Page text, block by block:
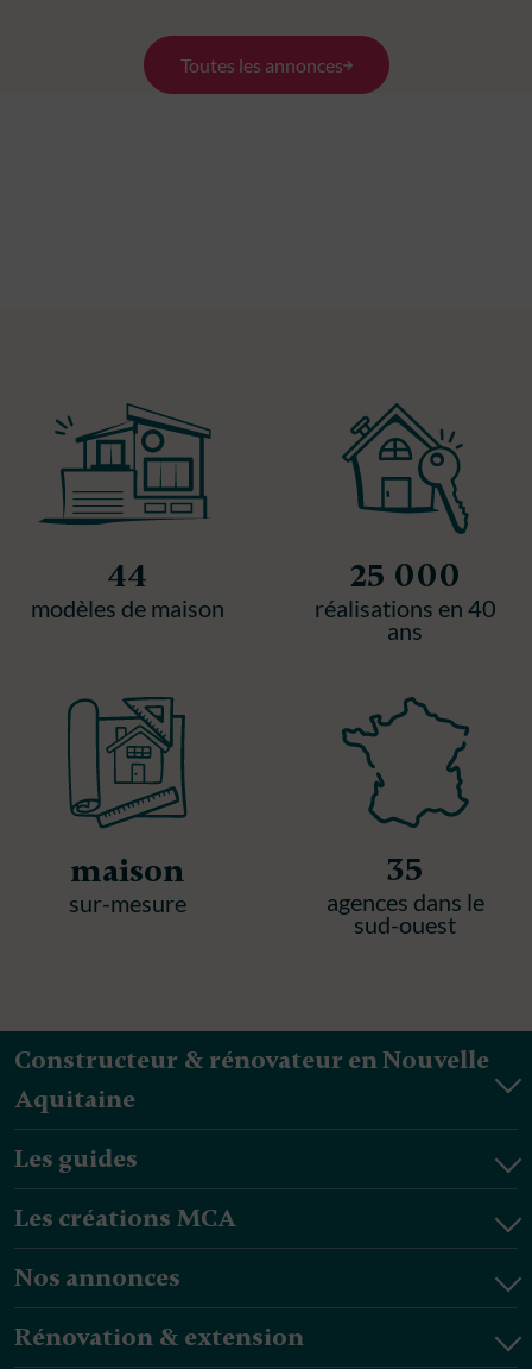
Toutes les annonces
44
modèles de maison
25 000
réalisations en 40
ans
maison
sur-mesure
35
agences dans le
sud-ouest
Constructeur & rénovateur en Nouvelle
Aquitaine
Les guides
Les créations MCA
Nos annonces
Rénovation & extension